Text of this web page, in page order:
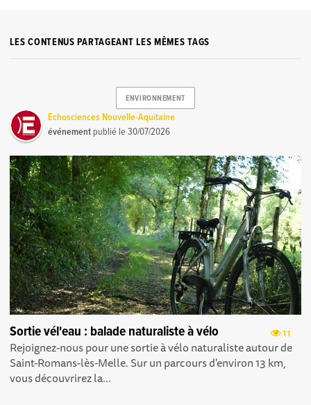
LES CONTENUS PARTAGEANT LES MÊMES TAGS
ENVIRONNEMENT
Echosciences Nouvelle-Aquitaine
événement publié le30/07/2026
11
Sortie vél'eau : balade naturaliste à vélo
Rejoignez-nous pour une sortie à vélo naturaliste autour de
Saint-Romans-lès-Melle. Sur un parcours d'environ 13 km,
vous découvrirez la...